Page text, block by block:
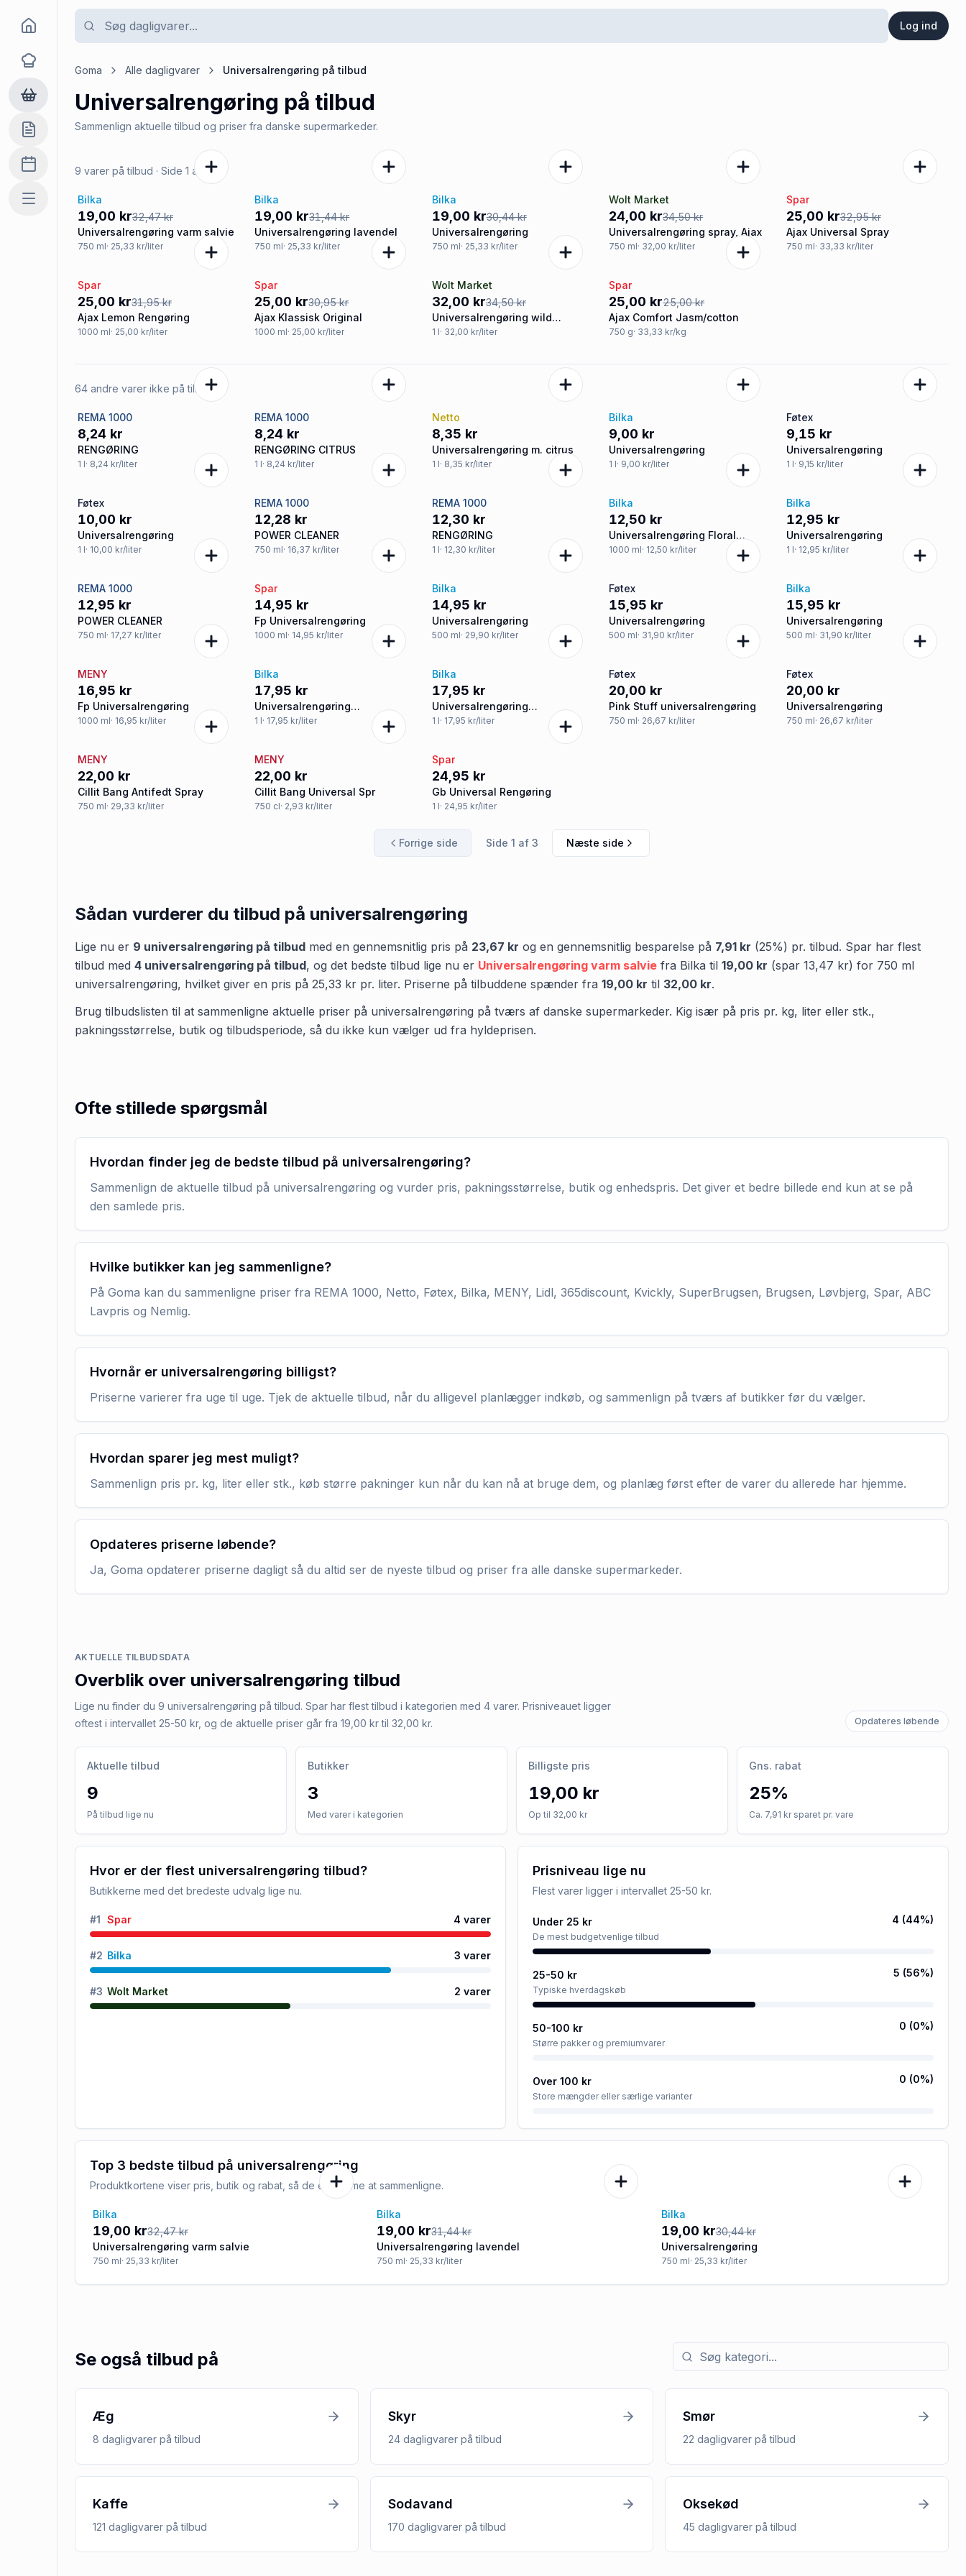
Log ind
Goma
Opskrifter
Dagligvarer
Indkøbslisten
Madplan
Mere
Goma Alle dagligvarer Universalrengøring på tilbud
Universalrengøring på tilbud
Sammenlign aktuelle tilbud og priser fra danske supermarkeder.
9 varer på tilbud · Side 1 af 3
-41%
Bilka
19,00 kr32,47 kr
Universalrengøring varm salvie
750 ml· 25,33 kr/liter
-40%
Bilka
19,00 kr31,44 kr
Universalrengøring lavendel
750 ml· 25,33 kr/liter
-38%
Bilka
19,00 kr30,44 kr
Universalrengøring
750 ml· 25,33 kr/liter
-30%
Wolt Market
24,00 kr34,50 kr
Universalrengøring spray, Ajax
750 ml· 32,00 kr/liter
-24%
Spar
25,00 kr32,95 kr
Ajax Universal Spray
750 ml· 33,33 kr/liter
-22%
Spar
25,00 kr31,95 kr
Ajax Lemon Rengøring
1000 ml· 25,00 kr/liter
-19%
Spar
25,00 kr30,95 kr
Ajax Klassisk Original
1000 ml· 25,00 kr/liter
-7%
Wolt Market
32,00 kr34,50 kr
Universalrengøring wild
flowers, Ajax
1 l· 32,00 kr/liter
Tilbud
Spar
25,00 kr25,00 kr
Ajax Comfort Jasm/cotton
750 g· 33,33 kr/kg
64 andre varer ikke på tilbud
REMA 1000
8,24 kr
RENGØRING
1 l· 8,24 kr/liter
REMA 1000
8,24 kr
RENGØRING CITRUS
1 l· 8,24 kr/liter
Netto
8,35 kr
Universalrengøring m. citrus
1 l· 8,35 kr/liter
Bilka
9,00 kr
Universalrengøring
1 l· 9,00 kr/liter
Føtex
9,15 kr
Universalrengøring
1 l· 9,15 kr/liter
Føtex
10,00 kr
Universalrengøring
1 l· 10,00 kr/liter
REMA 1000
12,28 kr
POWER CLEANER
750 ml· 16,37 kr/liter
REMA 1000
12,30 kr
RENGØRING
1 l· 12,30 kr/liter
Bilka
12,50 kr
Universalrengøring Floral
Freshness
1000 ml· 12,50 kr/liter
Bilka
12,95 kr
Universalrengøring
1 l· 12,95 kr/liter
REMA 1000
12,95 kr
POWER CLEANER
750 ml· 17,27 kr/liter
Spar
14,95 kr
Fp Universalrengøring
1000 ml· 14,95 kr/liter
Bilka
14,95 kr
Universalrengøring
500 ml· 29,90 kr/liter
Føtex
15,95 kr
Universalrengøring
500 ml· 31,90 kr/liter
Bilka
15,95 kr
Universalrengøring
500 ml· 31,90 kr/liter
MENY
16,95 kr
Fp Universalrengøring
1000 ml· 16,95 kr/liter
Bilka
17,95 kr
Universalrengøring
Mediterranean Lavender
1 l· 17,95 kr/liter
Bilka
17,95 kr
Universalrengøring
Mediterranean Red Flowers
1 l· 17,95 kr/liter
Føtex
20,00 kr
Pink Stuff universalrengøring
750 ml· 26,67 kr/liter
Føtex
20,00 kr
Universalrengøring
750 ml· 26,67 kr/liter
MENY
22,00 kr
Cillit Bang Antifedt Spray
750 ml· 29,33 kr/liter
MENY
22,00 kr
Cillit Bang Universal Spr
750 cl· 2,93 kr/liter
Spar
24,95 kr
Gb Universal Rengøring
1 l· 24,95 kr/liter
Forrige side Side 1 af 3 Næste side
Sådan vurderer du tilbud på universalrengøring
Lige nu er 9 universalrengøring på tilbud med en gennemsnitlig pris på 23,67 kr og en gennemsnitlig besparelse på 7,91 kr (25%) pr. tilbud. Spar har flest
tilbud med 4 universalrengøring på tilbud, og det bedste tilbud lige nu er Universalrengøring varm salvie fra Bilka til 19,00 kr (spar 13,47 kr) for 750 ml
universalrengøring, hvilket giver en pris på 25,33 kr pr. liter. Priserne på tilbuddene spænder fra 19,00 kr til 32,00 kr.
Brug tilbudslisten til at sammenligne aktuelle priser på universalrengøring på tværs af danske supermarkeder. Kig især på pris pr. kg, liter eller stk.,
pakningsstørrelse, butik og tilbudsperiode, så du ikke kun vælger ud fra hyldeprisen.
Ofte stillede spørgsmål
Hvordan finder jeg de bedste tilbud på universalrengøring?
Sammenlign de aktuelle tilbud på universalrengøring og vurder pris, pakningsstørrelse, butik og enhedspris. Det giver et bedre billede end kun at se på
den samlede pris.
Hvilke butikker kan jeg sammenligne?
På Goma kan du sammenligne priser fra REMA 1000, Netto, Føtex, Bilka, MENY, Lidl, 365discount, Kvickly, SuperBrugsen, Brugsen, Løvbjerg, Spar, ABC
Lavpris og Nemlig.
Hvornår er universalrengøring billigst?
Priserne varierer fra uge til uge. Tjek de aktuelle tilbud, når du alligevel planlægger indkøb, og sammenlign på tværs af butikker før du vælger.
Hvordan sparer jeg mest muligt?
Sammenlign pris pr. kg, liter eller stk., køb større pakninger kun når du kan nå at bruge dem, og planlæg først efter de varer du allerede har hjemme.
Opdateres priserne løbende?
Ja, Goma opdaterer priserne dagligt så du altid ser de nyeste tilbud og priser fra alle danske supermarkeder.
AKTUELLE TILBUDSDATA
Overblik over universalrengøring tilbud
Lige nu finder du 9 universalrengøring på tilbud. Spar har flest tilbud i kategorien med 4 varer. Prisniveauet ligger
oftest i intervallet 25-50 kr, og de aktuelle priser går fra 19,00 kr til 32,00 kr.
Opdateres løbende
Aktuelle tilbud
9
På tilbud lige nu
Butikker
3
Med varer i kategorien
Billigste pris
19,00 kr
Op til 32,00 kr
Gns. rabat
25%
Ca. 7,91 kr sparet pr. vare
Hvor er der flest universalrengøring tilbud?
Butikkerne med det bredeste udvalg lige nu.
#1 Spar 4 varer
#2 Bilka 3 varer
#3 Wolt Market 2 varer
Prisniveau lige nu
Flest varer ligger i intervallet 25-50 kr.
Under 25 kr
De mest budgetvenlige tilbud
4 (44%)
25-50 kr
Typiske hverdagskøb
5 (56%)
50-100 kr
Større pakker og premiumvarer
0 (0%)
Over 100 kr
Store mængder eller særlige varianter
0 (0%)
Top 3 bedste tilbud på universalrengøring
Produktkortene viser pris, butik og rabat, så de er nemme at sammenligne.
-41%
Bilka
19,00 kr32,47 kr
Universalrengøring varm salvie
750 ml· 25,33 kr/liter
-40%
Bilka
19,00 kr31,44 kr
Universalrengøring lavendel
750 ml· 25,33 kr/liter
-38%
Bilka
19,00 kr30,44 kr
Universalrengøring
750 ml· 25,33 kr/liter
Se også tilbud på Søg efter kategori med tilbud
Æg
8 dagligvarer på tilbud
Skyr
24 dagligvarerpå tilbud
Smør
22 dagligvarer på tilbud
Kaffe
121 dagligvarer på tilbud
Sodavand
170 dagligvarerpå tilbud
Oksekød
45 dagligvarer på tilbud